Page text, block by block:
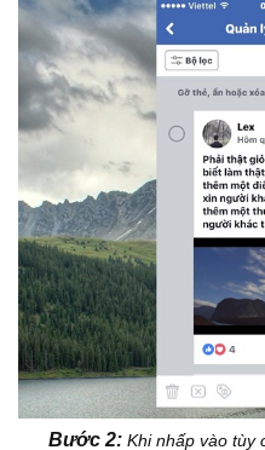
Bước 2: Khi nhấp vào tùy